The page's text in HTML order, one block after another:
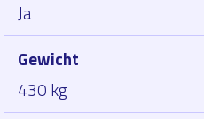
Ja
Gewicht
430 kg